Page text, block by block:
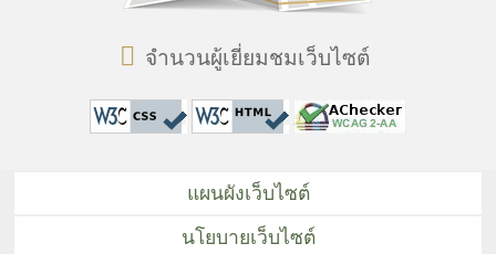
จำนวนผู้เยี่ยมชมเว็บไซต์
แผนผังเว็บไซต์
นโยบายเว็บไซต์